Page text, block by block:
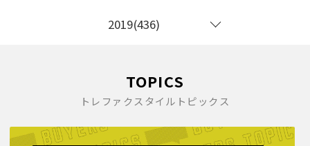
2019(436)
TOPICS
トレファクスタイルトピックス